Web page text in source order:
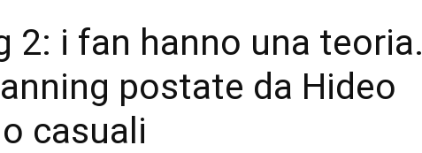
2: i fan hanno una teoria.
postate da Hideo
casuali